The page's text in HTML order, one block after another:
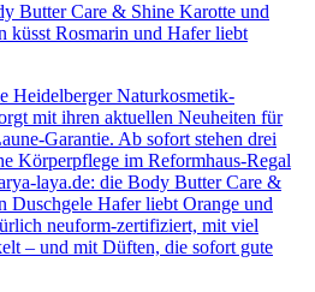
Butter Care & Shine Karotte und
küsst Rosmarin und Hafer liebt
Heidelberger Naturkosmetik-
mit ihren aktuellen Neuheiten für
Garantie. Ab sofort stehen drei
Körperpflege im Reformhaus-Regal
laya.de: die Body Butter Care &
Duschgele Hafer liebt Orange und
neuform-zertifiziert, mit viel
– und mit Düften, die sofort gute